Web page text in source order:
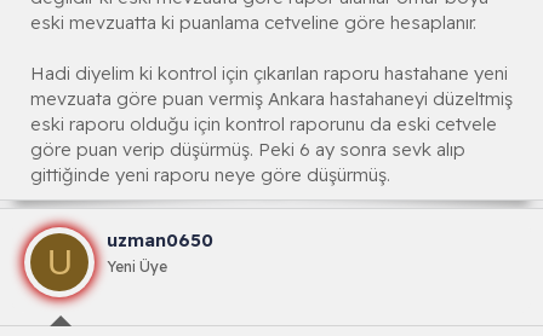
eski mevzuatta ki puanlama cetveline göre hesaplanır.
Hadi diyelim ki kontrol için çıkarılan raporu hastahane yeni
mevzuata göre puan vermiş Ankara hastahaneyi düzeltmiş
eski raporu olduğu için kontrol raporunu da eski cetvele
göre puan verip düşürmüş. Peki 6 ay sonra sevk alıp
gittiğinde yeni raporu neye göre düşürmüş.
U
uzman0650
Yeni Üye